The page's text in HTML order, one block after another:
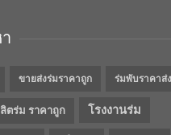
ขายส่งร่มราคาถูก ร่มพับราคาส่ง
ตร่ม ราคาถูก โรงงานร่ม